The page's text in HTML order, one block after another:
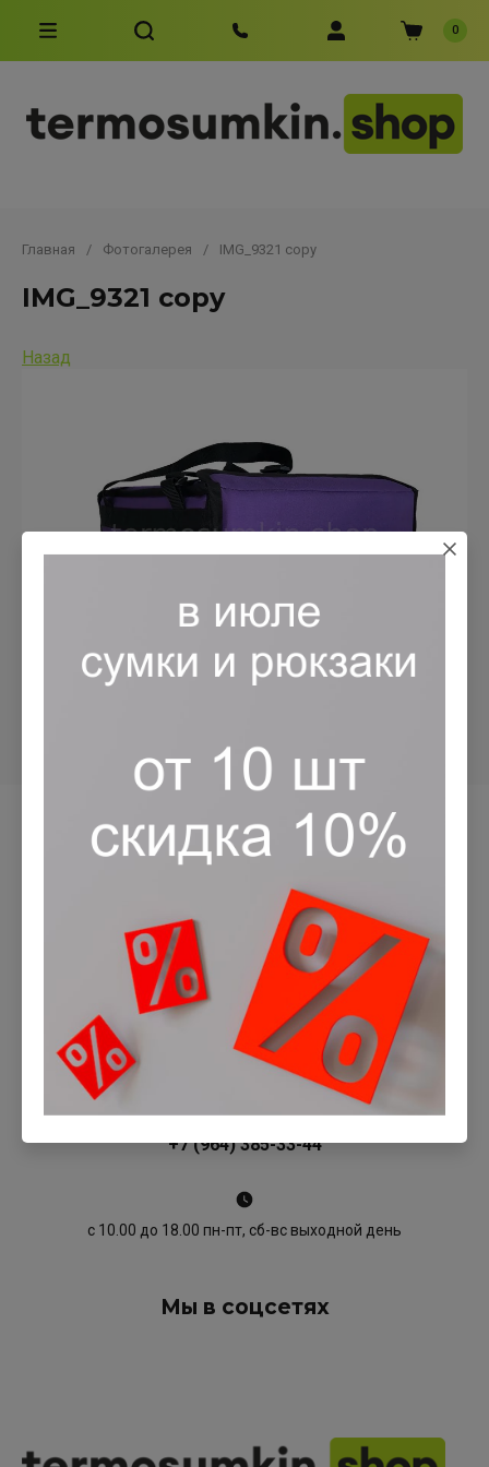
0
Главная / Фотогалерея / IMG_9321 copy
IMG_9321 copy
Назад
+7 (964) 385-33-44
с 10.00 до 18.00 пн-пт, сб-вс выходной день
Мы в соцсетях